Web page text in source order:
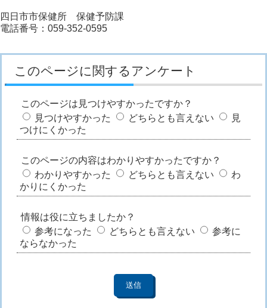
四日市市保健所 保健予防課
電話番号：059-352-0595
このページに関するアンケート
このページは見つけやすかったですか？
見つけやすかった
どちらとも言えない
見
つけにくかった
このページの内容はわかりやすかったですか？
わかりやすかった
どちらとも言えない
わ
かりにくかった
情報は役に立ちましたか？
参考になった
どちらとも言えない
参考に
ならなかった